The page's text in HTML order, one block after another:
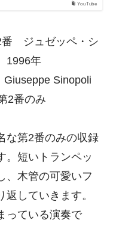
YouTube
番 ジュゼッペ・シ
1996年
Giuseppe Sinopoli
番のみ
な第2番のみの収録
。短いトランペッ
、木管の可愛いフ
していきます。
っている演奏で